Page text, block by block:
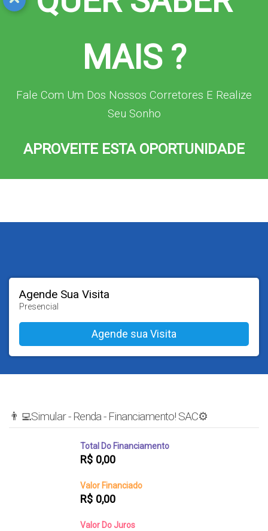
MAIS ?
Fale Com Um Dos Nossos Corretores E Realize
Seu Sonho
APROVEITE ESTA OPORTUNIDADE
Agende Sua Visita
Presencial
👨‍💻Simular - Renda - Financiamento! SAC⚙️
Total Do Financiamento
R$ 0,00
Valor Financiado
R$ 0,00
Valor Do Juros